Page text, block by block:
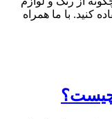
کنید. با ما همراه
چیست؟